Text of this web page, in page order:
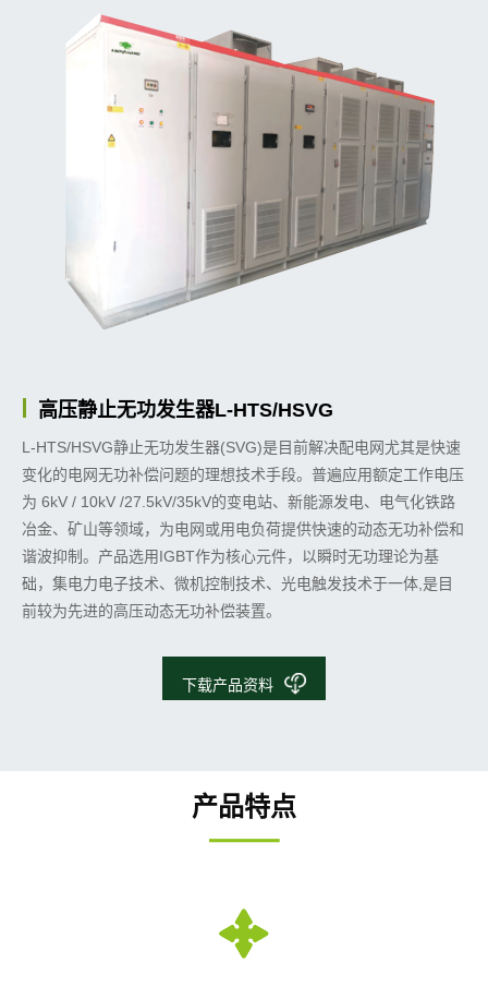
下载产品资料
高压静止无功发生器L-HTS/HSVG
L-HTS/HSVG静止无功发生器(SVG)是目前解决配电网尤其是快速
变化的电网无功补偿问题的理想技术手段。普遍应用额定工作电压
为 6kV / 10kV /27.5kV/35kV的变电站、新能源发电、电气化铁路
冶金、矿山等领域，为电网或用电负荷提供快速的动态无功补偿和
谐波抑制。产品选用IGBT作为核心元件，以瞬时无功理论为基
础，集电力电子技术、微机控制技术、光电触发技术于一体,是目
前较为先进的高压动态无功补偿装置。
产品特点